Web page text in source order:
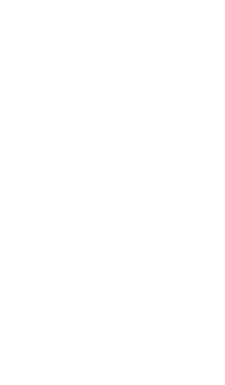
und die Sicherheit von
Kaufberater für Weichbodenmatten
SUPER-Weichboden-